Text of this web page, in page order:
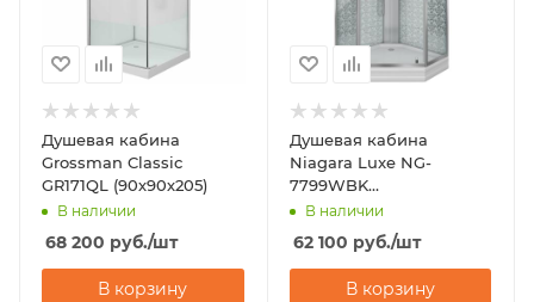
Душевая кабина
Grossman Classic
GR171QL (90х90х205)
В наличии
68 200 руб./шт
В корзину
Душевая кабина
Niagara Luxe NG-
7799WBK
(900x900х2100)
В наличии
62 100 руб./шт
В корзину